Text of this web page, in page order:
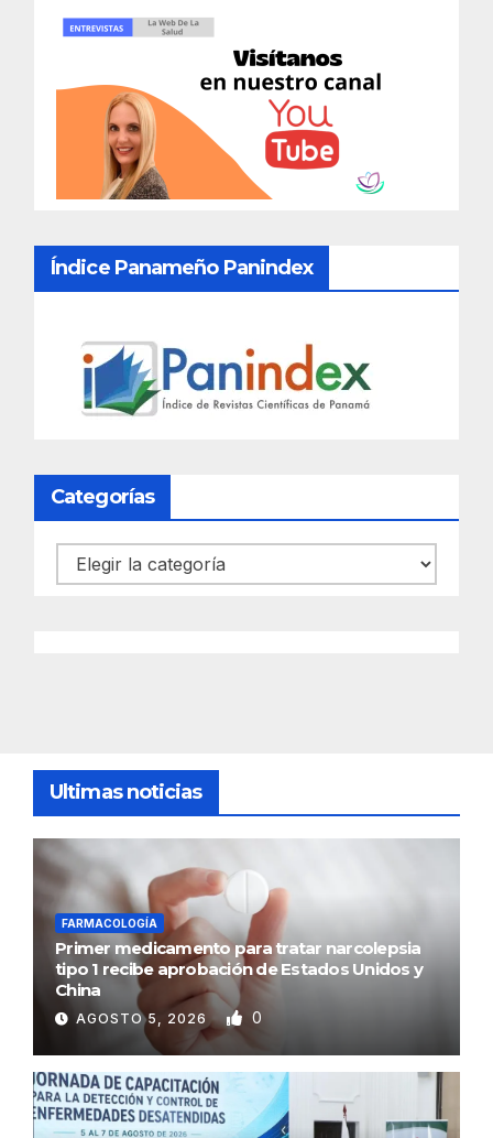
Índice Panameño Panindex
Categorías
Categorías
Ultimas noticias
FARMACOLOGÍA
Primer medicamento para tratar narcolepsia
tipo 1 recibe aprobación de Estados Unidos y
China
AGOSTO 5, 2026 0